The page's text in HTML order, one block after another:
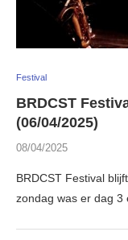
Festival
BRDCST
(06/04/2025)
08/04/2025
BRDCST Festival
zondag was er dag